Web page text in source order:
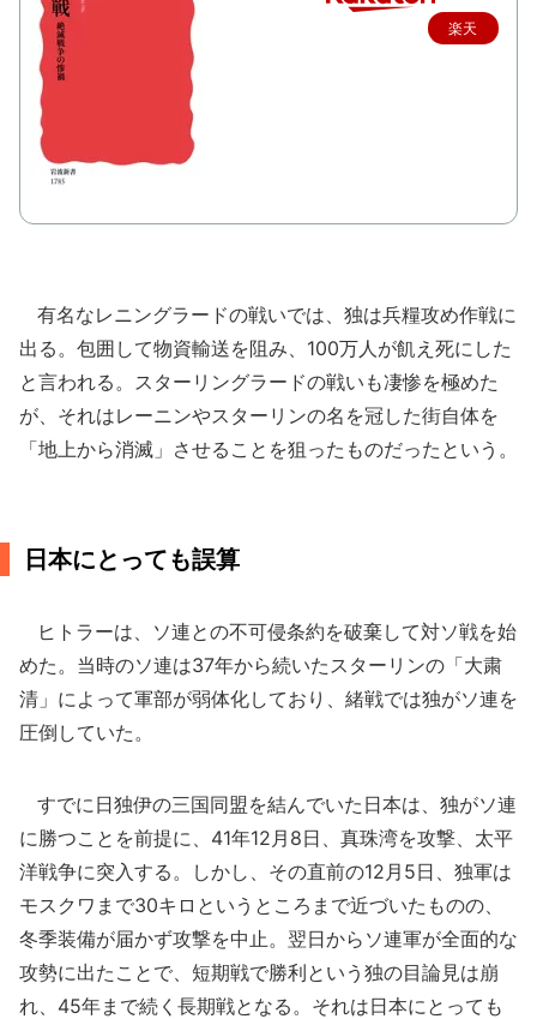
楽天
有名なレニングラードの戦いでは、独は兵糧攻め作戦に
出る。包囲して物資輸送を阻み、100万人が飢え死にした
と言われる。スターリングラードの戦いも凄惨を極めた
が、それはレーニンやスターリンの名を冠した街自体を
「地上から消滅」させることを狙ったものだったという。
日本にとっても誤算
ヒトラーは、ソ連との不可侵条約を破棄して対ソ戦を始
めた。当時のソ連は37年から続いたスターリンの「大粛
清」によって軍部が弱体化しており、緒戦では独がソ連を
圧倒していた。
すでに日独伊の三国同盟を結んでいた日本は、独がソ連
に勝つことを前提に、41年12月8日、真珠湾を攻撃、太平
洋戦争に突入する。しかし、その直前の12月5日、独軍は
モスクワまで30キロというところまで近づいたものの、
冬季装備が届かず攻撃を中止。翌日からソ連軍が全面的な
攻勢に出たことで、短期戦で勝利という独の目論見は崩
れ、45年まで続く長期戦となる。それは日本にとっても